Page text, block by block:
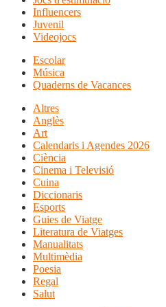
Influencers
Juvenil
Videojocs
Escolar
Música
Quaderns de Vacances
Altres
Anglès
Art
Calendaris i Agendes 2026
Ciència
Cinema i Televisió
Cuina
Diccionaris
Esports
Guies de Viatge
Literatura de Viatges
Manualitats
Multimèdia
Poesia
Regal
Salut